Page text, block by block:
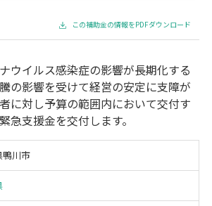
他
販路拡大 海外展開 設備投資
IT導入
人材育成・福利厚生
特許・知的財産
継 災害・被災者支援
コロナ関連
ワーク
この補助金の情報をPDFダウンロード
ウイルス感染症の影響が長期化する
の影響を受けて経営の安定に支障が
に対し予算の範囲内において交付す
急支援金を交付します。
鴨川市